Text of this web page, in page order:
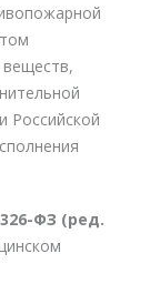
веществ,
Российской
ФЗ (ред.